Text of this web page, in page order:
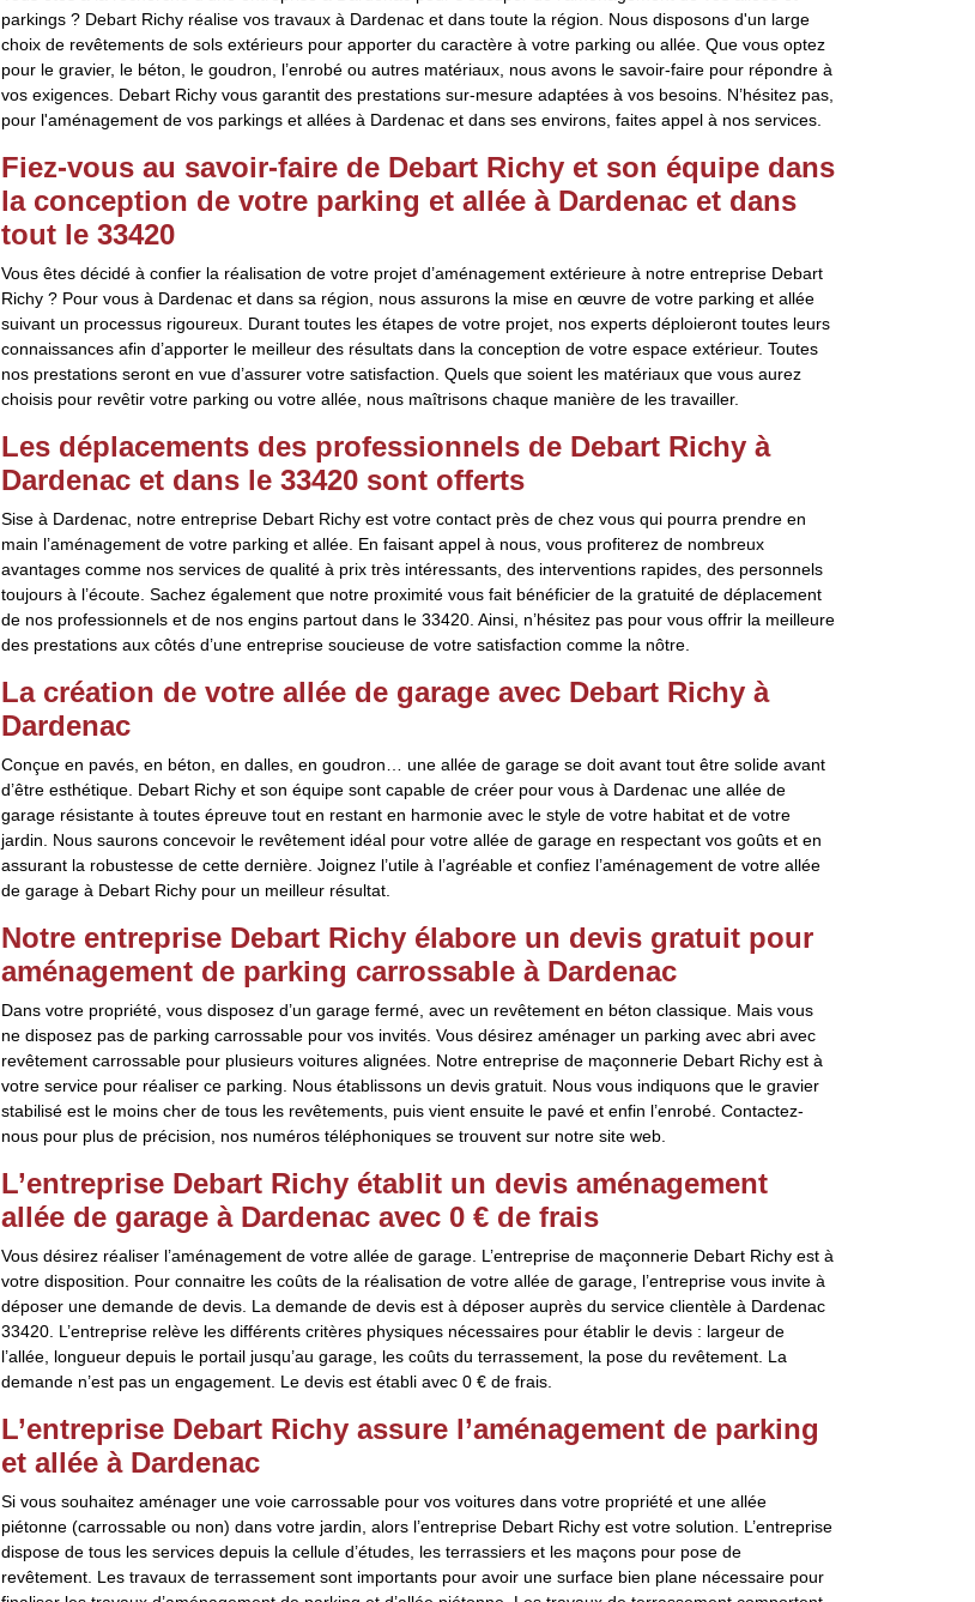
parkings ? Debart Richy réalise vos travaux à Dardenac et dans toute la région. Nous disposons d'un large
choix de revêtements de sols extérieurs pour apporter du caractère à votre parking ou allée. Que vous optez
pour le gravier, le béton, le goudron, l’enrobé ou autres matériaux, nous avons le savoir-faire pour répondre à
vos exigences. Debart Richy vous garantit des prestations sur-mesure adaptées à vos besoins. N’hésitez pas,
pour l'aménagement de vos parkings et allées à Dardenac et dans ses environs, faites appel à nos services.
Fiez-vous au savoir-faire de Debart Richy et son équipe dans
la conception de votre parking et allée à Dardenac et dans
tout le 33420
Vous êtes décidé à confier la réalisation de votre projet d’aménagement extérieure à notre entreprise Debart
Richy ? Pour vous à Dardenac et dans sa région, nous assurons la mise en œuvre de votre parking et allée
suivant un processus rigoureux. Durant toutes les étapes de votre projet, nos experts déploieront toutes leurs
connaissances afin d’apporter le meilleur des résultats dans la conception de votre espace extérieur. Toutes
nos prestations seront en vue d’assurer votre satisfaction. Quels que soient les matériaux que vous aurez
choisis pour revêtir votre parking ou votre allée, nous maîtrisons chaque manière de les travailler.
Les déplacements des professionnels de Debart Richy à
Dardenac et dans le 33420 sont offerts
Sise à Dardenac, notre entreprise Debart Richy est votre contact près de chez vous qui pourra prendre en
main l’aménagement de votre parking et allée. En faisant appel à nous, vous profiterez de nombreux
avantages comme nos services de qualité à prix très intéressants, des interventions rapides, des personnels
toujours à l’écoute. Sachez également que notre proximité vous fait bénéficier de la gratuité de déplacement
de nos professionnels et de nos engins partout dans le 33420. Ainsi, n’hésitez pas pour vous offrir la meilleure
des prestations aux côtés d’une entreprise soucieuse de votre satisfaction comme la nôtre.
La création de votre allée de garage avec Debart Richy à
Dardenac
Conçue en pavés, en béton, en dalles, en goudron… une allée de garage se doit avant tout être solide avant
d’être esthétique. Debart Richy et son équipe sont capable de créer pour vous à Dardenac une allée de
garage résistante à toutes épreuve tout en restant en harmonie avec le style de votre habitat et de votre
jardin. Nous saurons concevoir le revêtement idéal pour votre allée de garage en respectant vos goûts et en
assurant la robustesse de cette dernière. Joignez l’utile à l’agréable et confiez l’aménagement de votre allée
de garage à Debart Richy pour un meilleur résultat.
Notre entreprise Debart Richy élabore un devis gratuit pour
aménagement de parking carrossable à Dardenac
Dans votre propriété, vous disposez d’un garage fermé, avec un revêtement en béton classique. Mais vous
ne disposez pas de parking carrossable pour vos invités. Vous désirez aménager un parking avec abri avec
revêtement carrossable pour plusieurs voitures alignées. Notre entreprise de maçonnerie Debart Richy est à
votre service pour réaliser ce parking. Nous établissons un devis gratuit. Nous vous indiquons que le gravier
stabilisé est le moins cher de tous les revêtements, puis vient ensuite le pavé et enfin l’enrobé. Contactez-
nous pour plus de précision, nos numéros téléphoniques se trouvent sur notre site web.
L’entreprise Debart Richy établit un devis aménagement
allée de garage à Dardenac avec 0 € de frais
Vous désirez réaliser l’aménagement de votre allée de garage. L’entreprise de maçonnerie Debart Richy est à
votre disposition. Pour connaitre les coûts de la réalisation de votre allée de garage, l’entreprise vous invite à
déposer une demande de devis. La demande de devis est à déposer auprès du service clientèle à Dardenac
33420. L’entreprise relève les différents critères physiques nécessaires pour établir le devis : largeur de
l’allée, longueur depuis le portail jusqu’au garage, les coûts du terrassement, la pose du revêtement. La
demande n’est pas un engagement. Le devis est établi avec 0 € de frais.
L’entreprise Debart Richy assure l’aménagement de parking
et allée à Dardenac
Si vous souhaitez aménager une voie carrossable pour vos voitures dans votre propriété et une allée
piétonne (carrossable ou non) dans votre jardin, alors l’entreprise Debart Richy est votre solution. L’entreprise
dispose de tous les services depuis la cellule d’études, les terrassiers et les maçons pour pose de
revêtement. Les travaux de terrassement sont importants pour avoir une surface bien plane nécessaire pour